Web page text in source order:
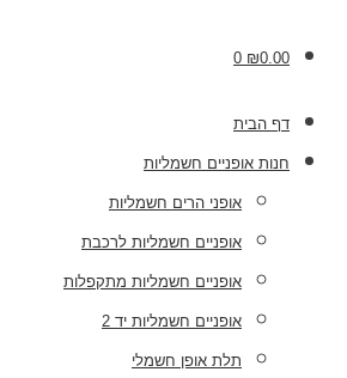
₪0.00
0
דף הבית
חנות אופניים חשמליות
אופני הרים חשמליות
אופניים חשמליות לרכבת
אופניים חשמליות מתקפלות
אופניים חשמליות יד 2
תלת אופן חשמלי